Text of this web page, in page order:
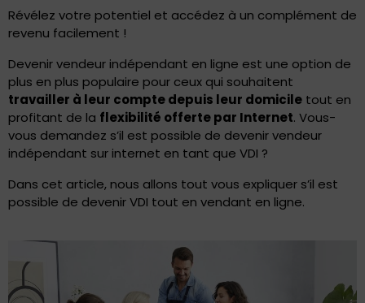
Révélez votre potentiel et accédez à un complément de
revenu facilement !
Devenir vendeur indépendant en ligne est une option de
plus en plus populaire pour ceux qui souhaitent
travailler à leur compte depuis leur domicile tout en
profitant de la flexibilité offerte par Internet. Vous-
vous demandez s’il est possible de devenir vendeur
indépendant sur internet en tant que VDI ?
Dans cet article, nous allons tout vous expliquer s’il est
possible de devenir VDI tout en vendant en ligne.